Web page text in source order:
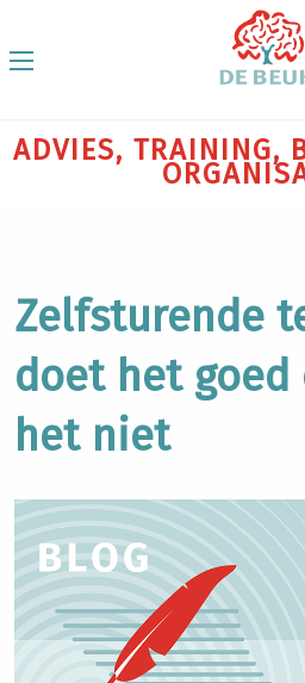
ADVIES, TRAINING,
Zelfsturende
doet het
het niet